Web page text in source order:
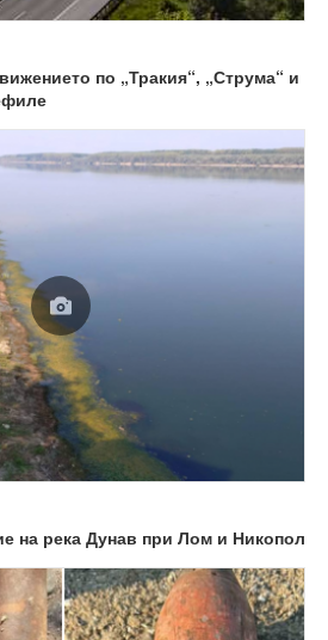
по „Тракия“, „Струма“ и
на река Дунав при Лом и Никопол